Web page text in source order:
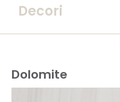
Decori
Dolomite